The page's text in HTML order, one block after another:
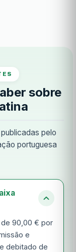
sobre
pelo
portuguesa
de 90,00 € por
e
debitado de